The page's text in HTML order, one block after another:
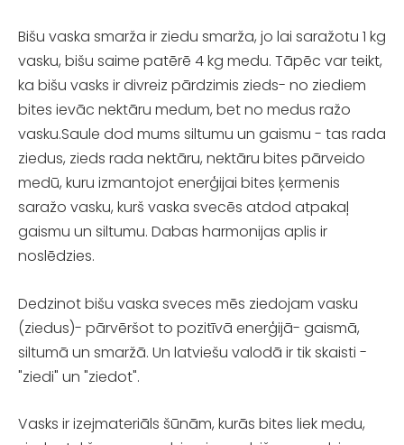
Bišu vaska smarža ir ziedu smarža, jo lai saražotu 1 kg
vasku, bišu saime patērē 4 kg medu. Tāpēc var teikt,
ka bišu vasks ir divreiz pārdzimis zieds- no ziediem
bites ievāc nektāru medum, bet no medus ražo
vasku.Saule dod mums siltumu un gaismu - tas rada
ziedus, zieds rada nektāru, nektāru bites pārveido
medū, kuru izmantojot enerģijai bites ķermenis
saražo vasku, kurš vaska svecēs atdod atpakaļ
gaismu un siltumu. Dabas harmonijas aplis ir
noslēdzies.
Dedzinot bišu vaska sveces mēs ziedojam vasku
(ziedus)- pārvēršot to pozitīvā enerģijā- gaismā,
siltumā un smaržā. Un latviešu valodā ir tik skaisti -
"ziedi" un "ziedot".
Vasks ir izejmateriāls šūnām, kurās bites liek medu,